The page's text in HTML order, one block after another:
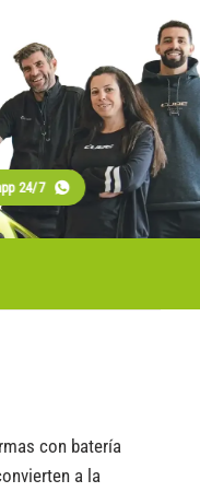
24/7
con batería
a la